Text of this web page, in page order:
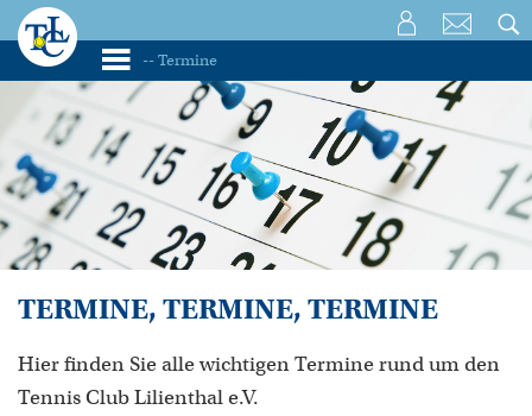
TERMINE, TERMINE, TERMINE
Hier finden Sie alle wichtigen Termine rund um den
Tennis Club Lilienthal e.V.